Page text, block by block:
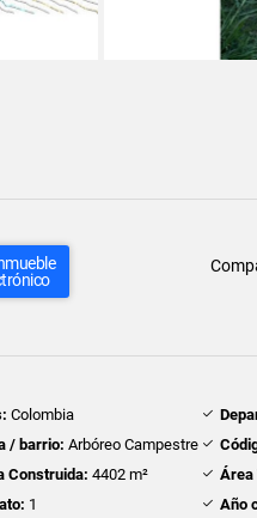
Colombia
/ barrio: Arbóreo Campestre
Construida: 4402 m² Área
1 Año